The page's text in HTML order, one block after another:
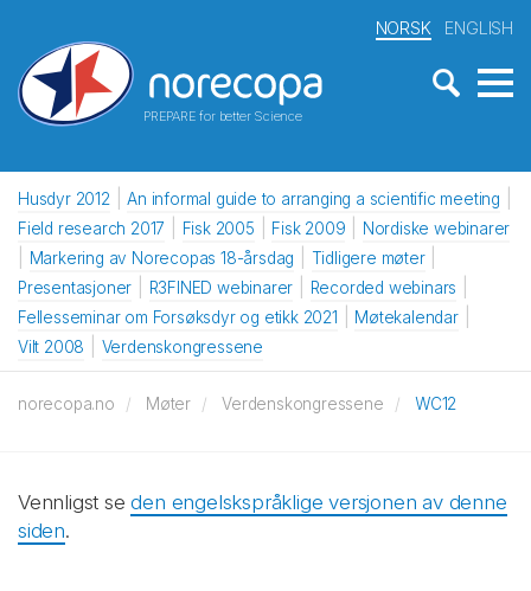
PREPARE for better Science
NORSK ENGLISH
Husdyr 2012
An informal guide to arranging a scientific meeting
Field research 2017
Fisk 2005 Fisk 2009
Nordiske webinarer
Markering av Norecopas 18-årsdag
Tidligere møter
Presentasjoner
R3FINED webinarer
Recorded webinars
Fellesseminar om Forsøksdyr og etikk 2021
Møtekalendar
Vilt 2008
Verdenskongressene
norecopa.no Møter Verdenskongressene WC12
Vennligst seden engelskspråklige versjonen av denne
siden.